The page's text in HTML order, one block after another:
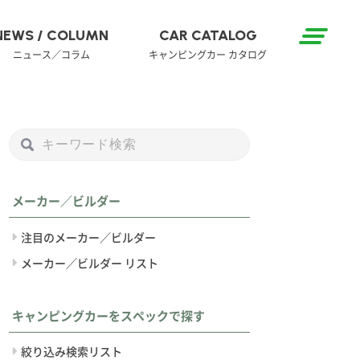
/ COLUMN
ニュース／コラム
CAR CATALOG
キャンピングカー カタログ
メーカー／ビルダー
注目のメーカー／ビルダー
メーカー／ビルダー リスト
キャンピングカーをスペックで探す
絞り込み検索リスト